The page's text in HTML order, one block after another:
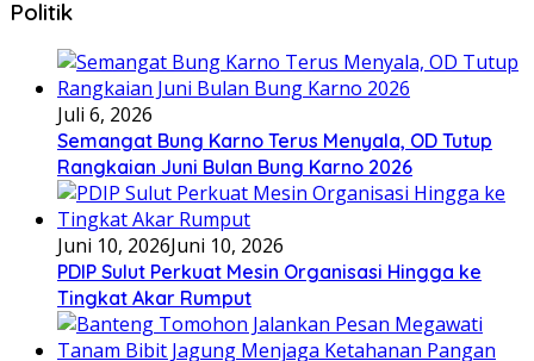
Politik
Juli 6, 2026
Semangat Bung Karno Terus Menyala, OD Tutup
Rangkaian Juni Bulan Bung Karno 2026
Juni 10, 2026Juni 10, 2026
PDIP Sulut Perkuat Mesin Organisasi Hingga ke
Tingkat Akar Rumput